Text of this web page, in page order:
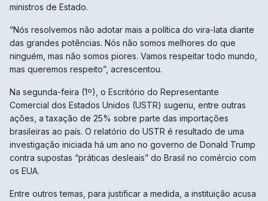
ministros de Estado.
“Nós resolvemos não adotar mais a política do vira-lata diante
das grandes potências. Nós não somos melhores do que
ninguém, mas não somos piores. Vamos respeitar todo mundo,
mas queremos respeito”, acrescentou.
Na segunda-feira (1º), o Escritório do Representante
Comercial dos Estados Unidos (USTR) sugeriu, entre outras
ações, a taxação de 25% sobre parte das importações
brasileiras ao país. O relatório do USTR é resultado de uma
investigação iniciada há um ano no governo de Donald Trump
contra supostas “práticas desleais” do Brasil no comércio com
os EUA.
Entre outros temas, para justificar a medida, a instituição acusa